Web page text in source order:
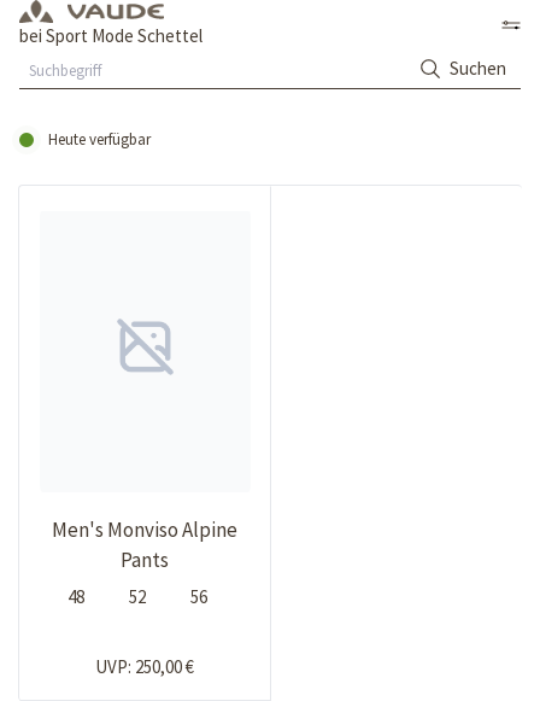
bei Sport Mode Schettel
Suchen
Heute verfügbar
Men's Monviso Alpine
Pants
48 52 56
UVP: 250,00 €